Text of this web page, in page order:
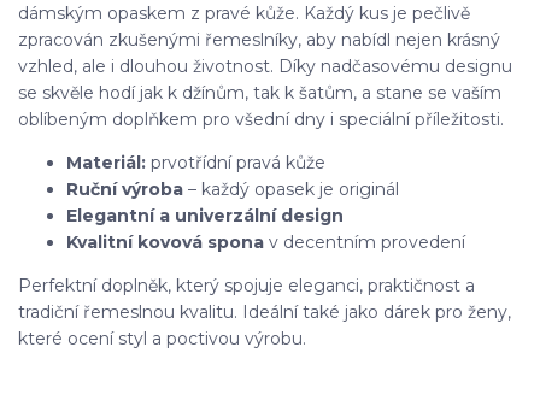
dámským opaskem z pravé kůže. Každý kus je pečlivě
zpracován zkušenými řemeslníky, aby nabídl nejen krásný
vzhled, ale i dlouhou životnost. Díky nadčasovému designu
se skvěle hodí jak k džínům, tak k šatům, a stane se vaším
oblíbeným doplňkem pro všední dny i speciální příležitosti.
Materiál: prvotřídní pravá kůže
Ruční výroba – každý opasek je originál
Elegantní a univerzální design
Kvalitní kovová spona v decentním provedení
Perfektní doplněk, který spojuje eleganci, praktičnost a
tradiční řemeslnou kvalitu. Ideální také jako dárek pro ženy,
které ocení styl a poctivou výrobu.